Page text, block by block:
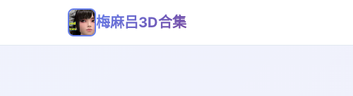
梅麻吕3D合集